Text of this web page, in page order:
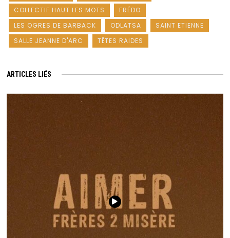
COLLECTIF HAUT LES MOTS
FRÉDO
LES OGRES DE BARBACK
ODLATSA
SAINT ETIENNE
SALLE JEANNE D'ARC
TÊTES RAIDES
ARTICLES LIÉS